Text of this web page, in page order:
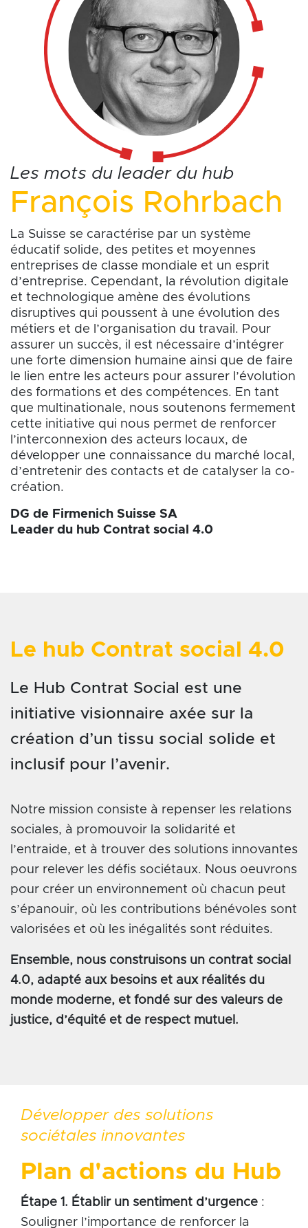
Les mots du leader du hub
François Rohrbach
La Suisse se caractérise par un système
éducatif solide, des petites et moyennes
entreprises de classe mondiale et un esprit
d’entreprise. Cependant, la révolution digitale
et technologique amène des évolutions
disruptives qui poussent à une évolution des
métiers et de l’organisation du travail. Pour
assurer un succès, il est nécessaire d’intégrer
une forte dimension humaine ainsi que de faire
le lien entre les acteurs pour assurer l’évolution
des formations et des compétences. En tant
que multinationale, nous soutenons fermement
cette initiative qui nous permet de renforcer
l’interconnexion des acteurs locaux, de
développer une connaissance du marché local,
d’entretenir des contacts et de catalyser la co-
création.
DG de Firmenich Suisse SA
Leader du hub Contrat social 4.0
Le hub Contrat social 4.0
Le Hub Contrat Social est une
initiative visionnaire axée sur la
création d’un tissu social solide et
inclusif pour l’avenir.
Notre mission consiste à repenser les relations
sociales, à promouvoir la solidarité et
l’entraide, et à trouver des solutions innovantes
pour relever les défis sociétaux. Nous oeuvrons
pour créer un environnement où chacun peut
s’épanouir, où les contributions bénévoles sont
valorisées et où les inégalités sont réduites.
Ensemble, nous construisons un contrat social
4.0, adapté aux besoins et aux réalités du
monde moderne, et fondé sur des valeurs de
justice, d’équité et de respect mutuel.
Développer des solutions
sociétales innovantes
Plan d'actions du Hub
Étape 1. Établir un sentiment d’urgence :
Souligner l’importance de renforcer la